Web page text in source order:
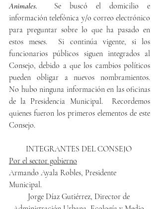
Animales.
  Se buscó el domicilio e
información telefónica y/o correo electrónico
para preguntar sobre lo que ha pasado en
estos meses.  Si continúa vigente, si los
funcionarios públicos siguen integrados al
Consejo, debido a que los cambios políticos
pueden obligar a nuevos nombramientos.
No hubo ninguna información en las oficinas
de la Presidencia Municipal.  Recordemos
quienes fueron los primeros elementos de este
Consejo.
INTEGRANTES DEL CONSEJO
Por el sector gobierno
Armando Ayala Robles, Presidente
Municipal.
Jorge Díaz Gutiérrez, Director de